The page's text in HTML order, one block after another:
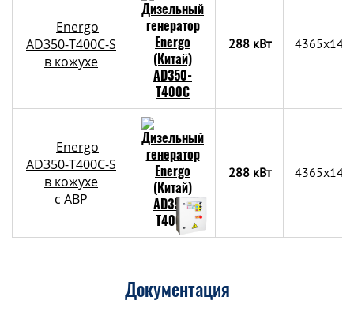
Energo
AD350-T400C-S
в кожухе
288 кВт
Energo
AD350-T400C-S
в кожухе
с АВР
288 кВт
Документация